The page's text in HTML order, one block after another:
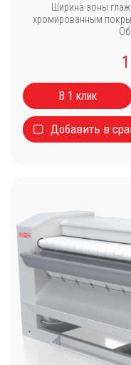
Ширина зоны
хромированным
В 1 клик
Добавить в